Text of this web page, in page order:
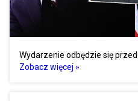
Wydarzenie odbędzie się
Zobacz więcej »